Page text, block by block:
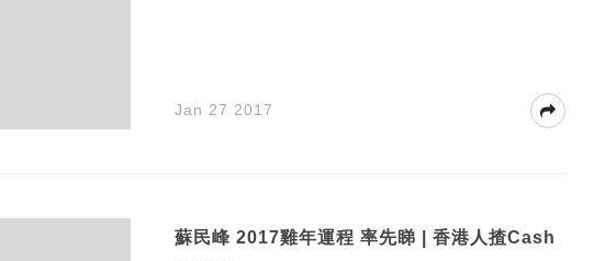
Jan 27 2017
蘇民峰 2017雞年運程 率先睇 | 香港人揸Cash